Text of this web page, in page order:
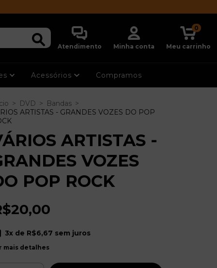
Atendimento Minha conta Meu carrinho
0
Acessórios Compramos
> DVD > Bandas >
ARTISTAS - GRANDES VOZES DO POP
ARTISTAS -
VOZES
POP ROCK
3x de R$6,67 sem juros
mais detalhes